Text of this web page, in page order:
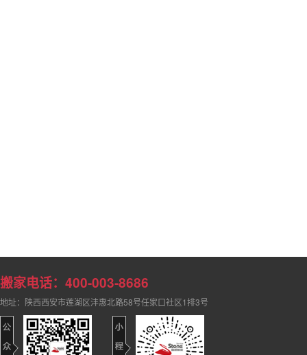
搬家电话：400-003-8686
地址：陕西西安市莲湖区沣惠北路58号任家口社区1排3号